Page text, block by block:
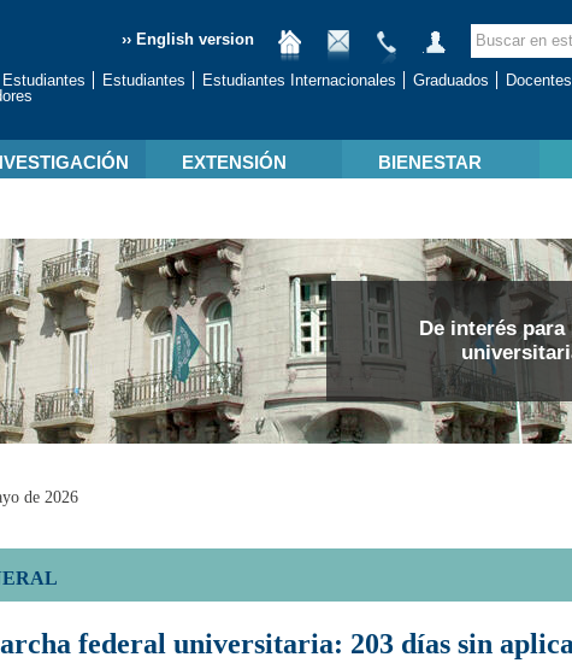
›› English version
Estudiantes Estudiantes Internacionales Graduados Docentes
EXTENSIÓN BIENESTAR
De interés
de 2026
federal universitaria: 203 días sin